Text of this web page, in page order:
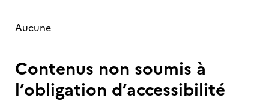
Aucune
Contenus non soumis à
l’obligation d’accessibilité